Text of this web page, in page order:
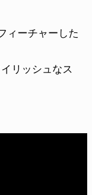
ィーチャーした
リッシュなス